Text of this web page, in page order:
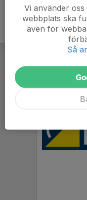
Vi använder
webbplats ska
även för
Så